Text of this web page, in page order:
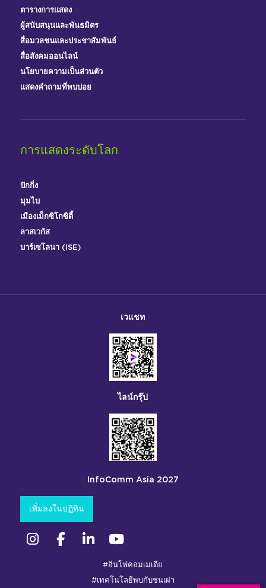
ตารางการแสดง
ผู้สนับสนุนและพันธมิตร
สื่อมวลชนและประชาสัมพันธ์
สื่อสังคมออนไลน์
นโยบายความเป็นส่วนตัว
แสดงคำถามที่พบบ่อย
การแสดงระดับโลก
ปักกิ่ง
มุมไบ
เมืองเม็กซิโกซิตี้
ลาสเวกัส
บาร์เซโลนา (ISE)
เวแชท
ไลน์กรุ๊ป
InfoComm Asia 2027
เพิ่มลงในปฏิทิน
อินสตาแกรมเฟซบุ๊ก ลิงค์อิน
#อินโฟคอมเมเดีย
#เทคโนโลยีพบกับชนเผ่า